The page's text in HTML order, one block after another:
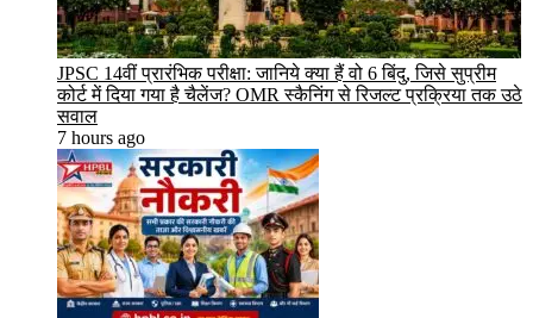
JPSC 14वीं प्रारंभिक परीक्षा: जानिये क्या हैं वो 6 बिंदु, जिसे सुप्रीम
कोर्ट में दिया गया है चैलेंज? OMR स्कैनिंग से रिजल्ट प्रक्रिया तक उठे
सवाल
7 hours ago